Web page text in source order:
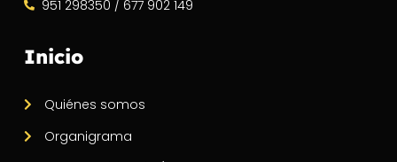
951 298350 / 677 902 149
Inicio
Quiénes somos
Organigrama